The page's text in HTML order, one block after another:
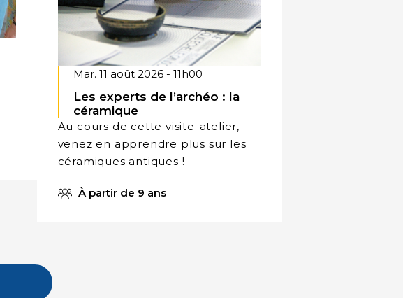
Les experts de l’archéo : la
céramique
Mar. 11 août 2026 - 11h00
Au cours de cette visite-atelier,
venez en apprendre plus sur les
céramiques antiques !
À partir de 9 ans